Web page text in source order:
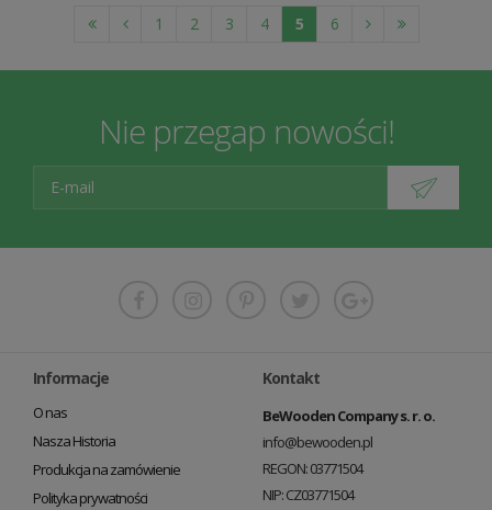
1 2 3 4 5 6
Nie przegap nowości!
Informacje
O nas
Nasza Historia
Produkcja na zamówienie
Polityka prywatności
Kontakt
BeWooden Company s. r. o.
info@bewooden.pl
REGON: 03771504
NIP: CZ03771504